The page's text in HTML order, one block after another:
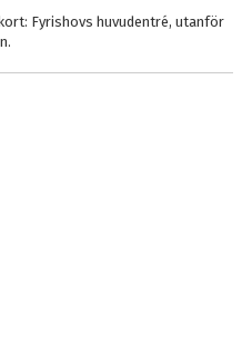
Fyrishovs huvudentré, utanför